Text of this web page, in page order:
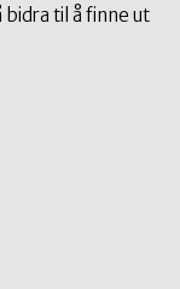
bidra til å finne ut